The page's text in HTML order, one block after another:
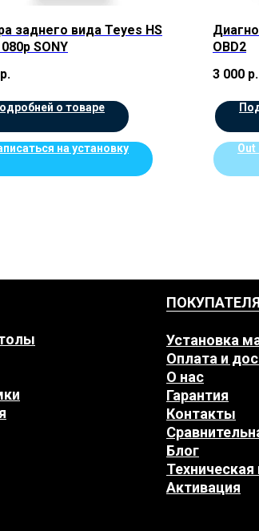
заднего вида Teyes HS
SONY
р.
о товаре
на установку
OBD2
3 000 р.
Установка
Контакты
Блог
Активация
Оплата и
О нас
Гарантия